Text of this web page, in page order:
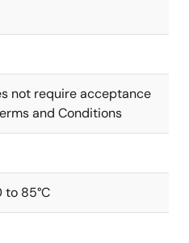
not require acceptance
and Conditions
85°C